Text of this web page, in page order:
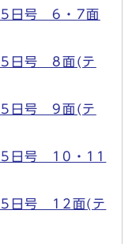
日号 6・7面
日号 8面(テ
日号 9面(テ
日号 10・11
日号 12面(テ